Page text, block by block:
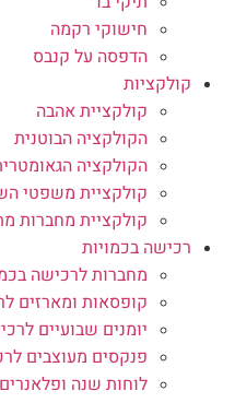
חישוקי רקמה
הדפסה על קנבס
קולקציות
קולקציית אהבה
הקולקציה הבוטנית
הקולקציה
קולקציית משפטי
קולקציית מחברות
רכישה בכמויות
מחברות לרכישה
קופסאות ומארזים
יומנים שבועיים
פנקסים מעוצבים
לוחות שנה